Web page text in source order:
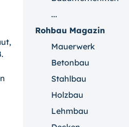
...
Rohbau Magazin
Mauerwerk
Betonbau
Stahlbau
Holzbau
Lehmbau